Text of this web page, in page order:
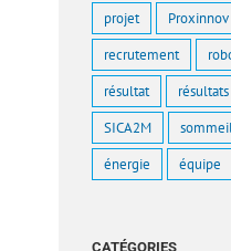
projet Proxinnov
recrutement
résultat résultats
SICA2M
énergie équipe
CATÉGORIES